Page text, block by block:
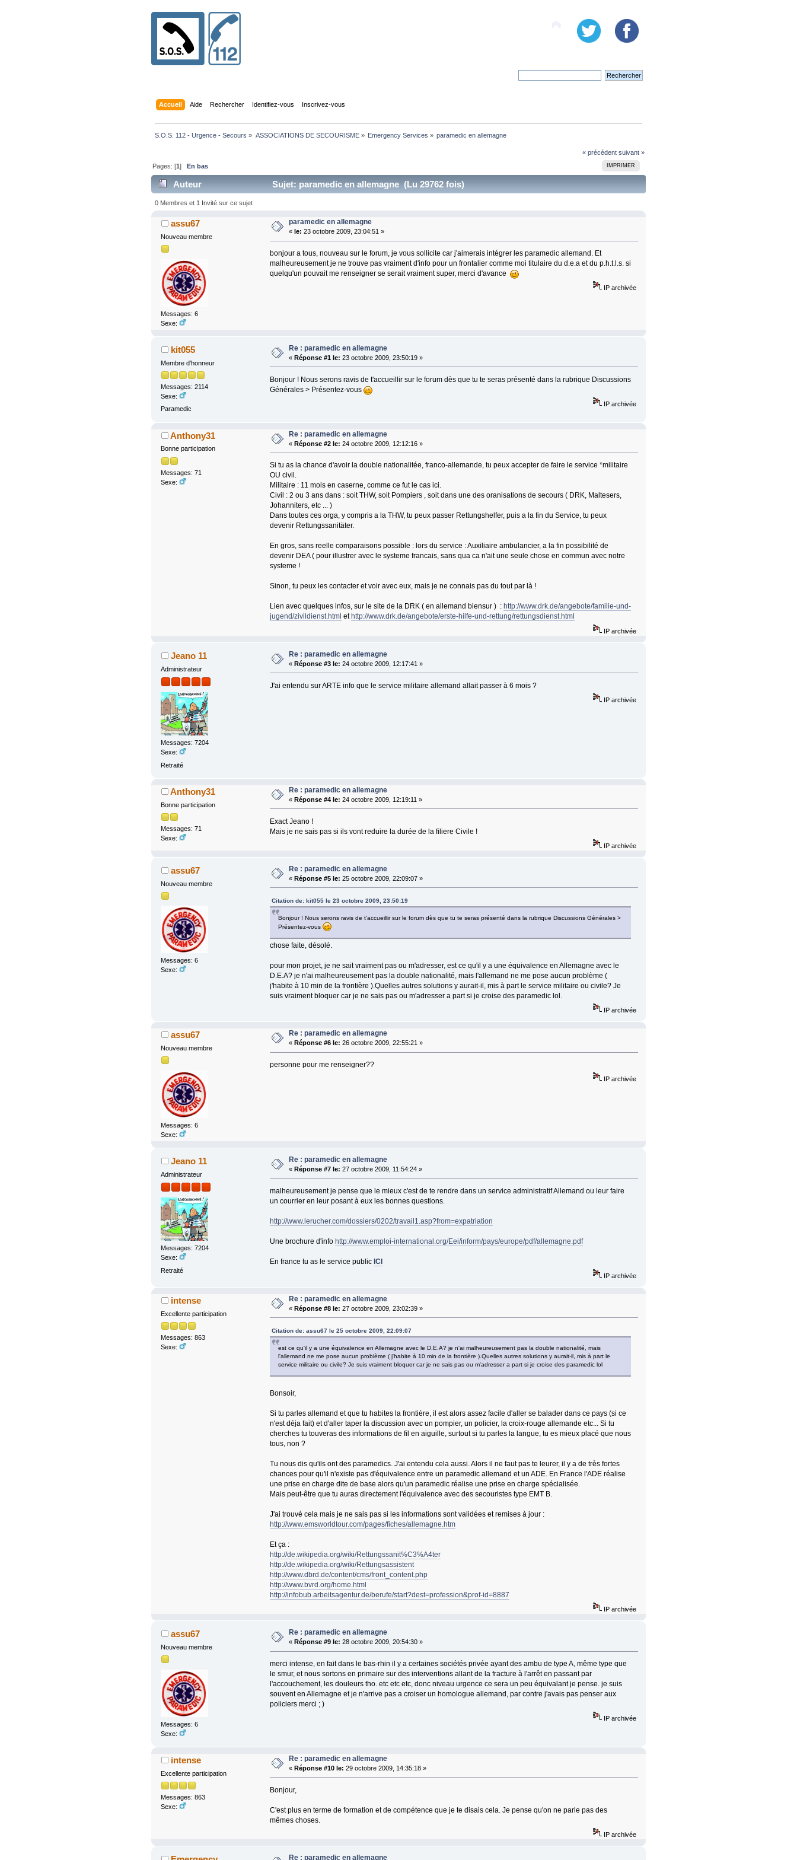
Accueil Aide Rechercher Identifiez-vous Inscrivez-vous
S.O.S. 112 - Urgence - Secours » ASSOCIATIONS DE SECOURISME» Emergency Services » paramedic en allemagne
« précédent suivant »
IMPRIMER
Pages: [1]En bas
Auteur Sujet: paramedic en allemagne (Lu 29762 fois)
0 Membres et 1 Invité sur ce sujet
assu67
Nouveau membre
Messages: 6
Sexe:
paramedic en allemagne
«le: 23 octobre 2009, 23:04:51 »
bonjour a tous, nouveau sur le forum, je vous sollicite car j'aimerais intégrer les paramedic allemand. Et
malheureusement je ne trouve pas vraiment d'info pour un frontalier comme moi titulaire du d.e.a et du p.h.t.l.s. si
quelqu'un pouvait me renseigner se serait vraiment super, merci d'avance
IP archivée
kit055
Membre d'honneur
Messages: 2114
Sexe:
Paramedic
Re : paramedic en allemagne
«Réponse #1 le: 23 octobre 2009, 23:50:19 »
Bonjour ! Nous serons ravis de t'accueillir sur le forum dès que tu te seras présenté dans la rubrique Discussions
Générales > Présentez-vous
IP archivée
Anthony31
Bonne participation
Messages: 71
Sexe:
Re : paramedic en allemagne
«Réponse #2 le: 24 octobre 2009, 12:12:16 »
Si tu as la chance d'avoir la double nationalitée, franco-allemande, tu peux accepter de faire le service *militaire
OU civil.
Militaire : 11 mois en caserne, comme ce fut le cas ici.
Civil : 2 ou 3 ans dans : soit THW, soit Pompiers , soit dans une des oranisations de secours ( DRK, Maltesers,
Johanniters, etc ... )
Dans toutes ces orga, y compris a la THW, tu peux passer Rettungshelfer, puis a la fin du Service, tu peux
devenir Rettungssanitäter.
En gros, sans reelle comparaisons possible : lors du service : Auxiliaire ambulancier, a la fin possibilité de
devenir DEA ( pour illustrer avec le systeme francais, sans qua ca n'ait une seule chose en commun avec notre
systeme !
Sinon, tu peux les contacter et voir avec eux, mais je ne connais pas du tout par là !
Lien avec quelques infos, sur le site de la DRK ( en allemand biensur ) : http://www.drk.de/angebote/familie-und-
jugend/zivildienst.html et http://www.drk.de/angebote/erste-hilfe-und-rettung/rettungsdienst.html
IP archivée
Jeano 11
Administrateur
Messages: 7204
Sexe:
Retraité
Re : paramedic en allemagne
«Réponse #3 le: 24 octobre 2009, 12:17:41 »
J'ai entendu sur ARTE info que le service militaire allemand allait passer à 6 mois ?
IP archivée
Anthony31
Bonne participation
Messages: 71
Sexe:
Re : paramedic en allemagne
«Réponse #4 le: 24 octobre 2009, 12:19:11 »
Exact Jeano !
Mais je ne sais pas si ils vont reduire la durée de la filiere Civile !
IP archivée
assu67
Nouveau membre
Messages: 6
Sexe:
Re : paramedic en allemagne
«Réponse #5 le: 25 octobre 2009, 22:09:07 »
Citation de: kit055 le 23 octobre 2009, 23:50:19
Bonjour ! Nous serons ravis de t'accueillir sur le forum dès que tu te seras présenté dans la rubrique Discussions Générales >
Présentez-vous
chose faite, désolé.
pour mon projet, je ne sait vraiment pas ou m'adresser, est ce qu'il y a une équivalence en Allemagne avec le
D.E.A? je n'ai malheureusement pas la double nationalité, mais l'allemand ne me pose aucun problème (
j'habite à 10 min de la frontière ).Quelles autres solutions y aurait-il, mis à part le service militaire ou civile? Je
suis vraiment bloquer car je ne sais pas ou m'adresser a part si je croise des paramedic lol.
IP archivée
assu67
Nouveau membre
Messages: 6
Sexe:
Re : paramedic en allemagne
«Réponse #6 le: 26 octobre 2009, 22:55:21 »
personne pour me renseigner??
IP archivée
Jeano 11
Administrateur
Messages: 7204
Sexe:
Retraité
Re : paramedic en allemagne
«Réponse #7 le: 27 octobre 2009, 11:54:24 »
malheureusement je pense que le mieux c'est de te rendre dans un service administratif Allemand ou leur faire
un courrier en leur posant à eux les bonnes questions.
http://www.lerucher.com/dossiers/0202/travail1.asp?from=expatriation
Une brochure d'info http://www.emploi-international.org/Eei/inform/pays/europe/pdf/allemagne.pdf
En france tu as le service public ICI
IP archivée
intense
Excellente participation
Messages: 863
Sexe:
Re : paramedic en allemagne
«Réponse #8 le: 27 octobre 2009, 23:02:39 »
Citation de: assu67 le 25 octobre 2009, 22:09:07
est ce qu'il y a une équivalence en Allemagne avec le D.E.A? je n'ai malheureusement pas la double nationalité, mais
l'allemand ne me pose aucun problème ( j'habite à 10 min de la frontière ).Quelles autres solutions y aurait-il, mis à part le
service militaire ou civile? Je suis vraiment bloquer car je ne sais pas ou m'adresser a part si je croise des paramedic lol
Bonsoir,
Si tu parles allemand et que tu habites la frontière, il est alors assez facile d'aller se balader dans ce pays (si ce
n'est déja fait) et d'aller taper la discussion avec un pompier, un policier, la croix-rouge allemande etc... Si tu
cherches tu touveras des informations de fil en aiguille, surtout si tu parles la langue, tu es mieux placé que nous
tous, non ?
Tu nous dis qu'ils ont des paramedics. J'ai entendu cela aussi. Alors il ne faut pas te leurer, il y a de très fortes
chances pour qu'il n'existe pas d'équivalence entre un paramedic allemand et un ADE. En France l'ADE réalise
une prise en charge dite de base alors qu'un paramedic réalise une prise en charge spécialisée.
Mais peut-être que tu auras directement l'équivalence avec des secouristes type EMT B.
J'ai trouvé cela mais je ne sais pas si les informations sont validées et remises à jour :
http://www.emsworldtour.com/pages/fiches/allemagne.htm
Et ça :
http://de.wikipedia.org/wiki/Rettungssanit%C3%A4ter
http://de.wikipedia.org/wiki/Rettungsassistent
http://www.dbrd.de/content/cms/front_content.php
http://www.bvrd.org/home.html
http://infobub.arbeitsagentur.de/berufe/start?dest=profession&prof-id=8887
IP archivée
assu67
Nouveau membre
Messages: 6
Sexe:
Re : paramedic en allemagne
«Réponse #9 le: 28 octobre 2009, 20:54:30 »
merci intense, en fait dans le bas-rhin il y a certaines sociétés privée ayant des ambu de type A, même type que
le smur, et nous sortons en primaire sur des interventions allant de la fracture à l'arrêt en passant par
l'accouchement, les douleurs tho. etc etc etc, donc niveau urgence ce sera un peu équivalant je pense. je suis
souvent en Allemagne et je n'arrive pas a croiser un homologue allemand, par contre j'avais pas penser aux
policiers merci ; )
IP archivée
intense
Excellente participation
Messages: 863
Sexe:
Re : paramedic en allemagne
«Réponse #10 le: 29 octobre 2009, 14:35:18 »
Bonjour,
C'est plus en terme de formation et de compétence que je te disais cela. Je pense qu'on ne parle pas des
mêmes choses.
IP archivée
Re : paramedic en allemagne